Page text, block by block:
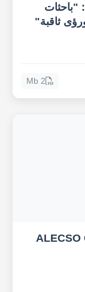
"باحثات
ثاقبة"
2 Mb